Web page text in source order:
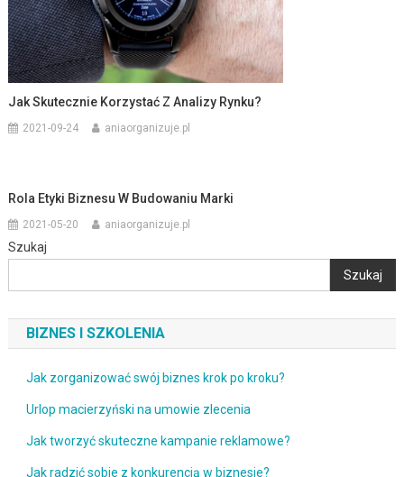
Jak Skutecznie Korzystać Z Analizy Rynku?
2021-09-24 aniaorganizuje.pl
Rola Etyki Biznesu W Budowaniu Marki
2021-05-20 aniaorganizuje.pl
Szukaj
Szukaj
BIZNES I SZKOLENIA
Jak zorganizować swój biznes krok po kroku?
Urlop macierzyński na umowie zlecenia
Jak tworzyć skuteczne kampanie reklamowe?
Jak radzić sobie z konkurencją w biznesie?